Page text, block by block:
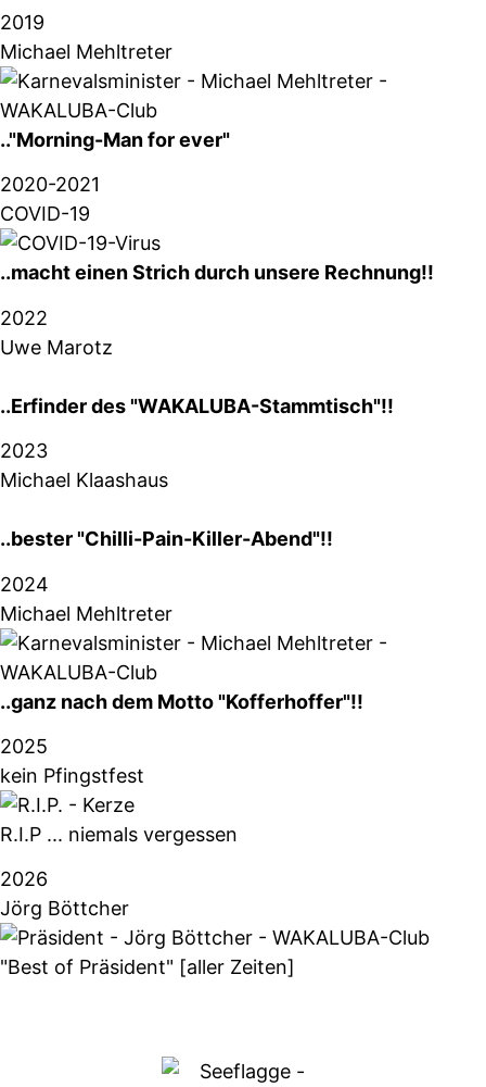
2019
Michael Mehltreter
.."Morning-Man for ever"
2020-2021
COVID-19
..macht einen Strich durch unsere Rechnung!!
2022
Uwe Marotz
..Erfinder des "WAKALUBA-Stammtisch"!!
2023
Michael Klaashaus
..bester "Chilli-Pain-Killer-Abend"!!
2024
Michael Mehltreter
..ganz nach dem Motto "Kofferhoffer"!!
2025
kein Pfingstfest
R.I.P ... niemals vergessen
2026
Jörg Böttcher
"Best of Präsident" [aller Zeiten]